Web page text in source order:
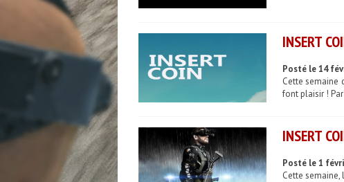
INSERT
Posté le 14
Cette semaine
font plaisir ! Par
INSERT
Posté le 1
Cette semaine,